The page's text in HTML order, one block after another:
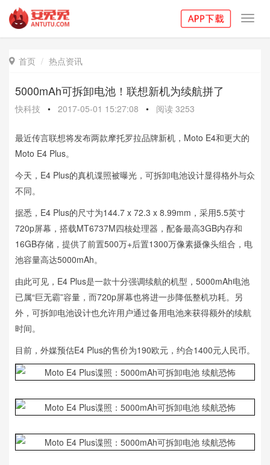
 首页 热点资讯
5000mAh可拆卸电池！联想新机为续航拼了
快科技 • 2017-05-01 15:27:08 • 阅读 3253
最近传言联想将发布两款摩托罗拉品牌新机，Moto E4和更大的
Moto E4 Plus。
今天，E4 Plus的真机谍照被曝光，可拆卸电池设计显得格外与众
不同。
据悉，E4 Plus的尺寸为144.7 x 72.3 x 8.99mm，采用5.5英寸
720p屏幕，搭载MT6737M四核处理器，配备最高3GB内存和
16GB存储，提供了前置500万+后置1300万像素摄像头组合，电
池容量高达5000mAh。
由此可见，E4 Plus是一款十分强调续航的机型，5000mAh电池
已属“巨无霸”容量，而720p屏幕也将进一步降低整机功耗。另
外，可拆卸电池设计也允许用户通过备用电池来获得额外的续航
时间。
目前，外媒预估E4 Plus的售价为190欧元，约合1400元人民币。